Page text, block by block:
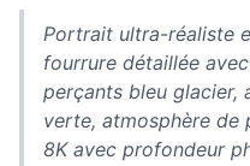
Portrait ultra-réaliste
fourrure détaillée
perçants bleu glacier,
verte, atmosphère de
8K avec profondeur